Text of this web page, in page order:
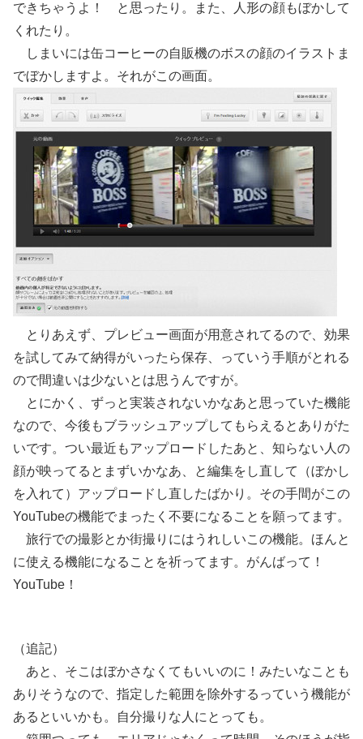
できちゃうよ！ と思ったり。また、人形の顔もぼかして
くれたり。
しまいには缶コーヒーの自販機のボスの顔のイラストま
でぼかしますよ。それがこの画面。
とりあえず、プレビュー画面が用意されてるので、効果
を試してみて納得がいったら保存、っていう手順がとれる
ので間違いは少ないとは思うんですが。
とにかく、ずっと実装されないかなあと思っていた機能
なので、今後もブラッシュアップしてもらえるとありがた
いです。つい最近もアップロードしたあと、知らない人の
顔が映ってるとまずいかなあ、と編集をし直して（ぼかし
を入れて）アップロードし直したばかり。その手間がこの
YouTubeの機能でまったく不要になることを願ってます。
旅行での撮影とか街撮りにはうれしいこの機能。ほんと
に使える機能になることを祈ってます。がんばって！
YouTube！
（追記）
あと、そこはぼかさなくてもいいのに！みたいなことも
ありそうなので、指定した範囲を除外するっていう機能が
あるといいかも。自分撮りな人にとっても。